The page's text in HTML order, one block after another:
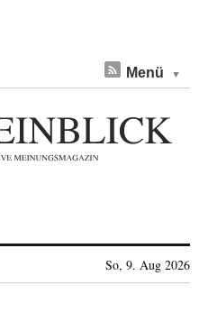
Menü
So, 9. Aug 2026